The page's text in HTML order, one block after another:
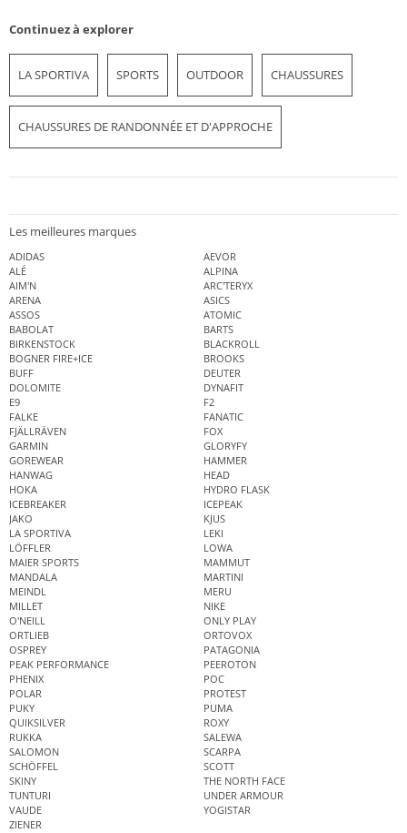
Continuez à explorer
LA SPORTIVA SPORTS OUTDOOR CHAUSSURES
CHAUSSURES DE RANDONNÉE ET D'APPROCHE
Les meilleures marques
ADIDAS
AEVOR
ALÉ
ALPINA
AIM'N
ARC'TERYX
ARENA
ASICS
ASSOS
ATOMIC
BABOLAT
BARTS
BIRKENSTOCK
BLACKROLL
BOGNER FIRE+ICE
BROOKS
BUFF
DEUTER
DOLOMITE
DYNAFIT
E9
F2
FALKE
FANATIC
FJÄLLRÄVEN
FOX
GARMIN
GLORYFY
GOREWEAR
HAMMER
HANWAG
HEAD
HOKA
HYDRO FLASK
ICEBREAKER
ICEPEAK
JAKO
KJUS
LA SPORTIVA
LEKI
LÖFFLER
LOWA
MAIER SPORTS
MAMMUT
MANDALA
MARTINI
MEINDL
MERU
MILLET
NIKE
O'NEILL
ONLY PLAY
ORTLIEB
ORTOVOX
OSPREY
PATAGONIA
PEAK PERFORMANCE
PEEROTON
PHENIX
POC
POLAR
PROTEST
PUKY
PUMA
QUIKSILVER
ROXY
RUKKA
SALEWA
SALOMON
SCARPA
SCHÖFFEL
SCOTT
SKINY
THE NORTH FACE
TUNTURI
UNDER ARMOUR
VAUDE
YOGISTAR
ZIENER